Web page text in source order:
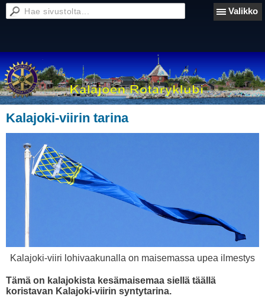
Valikko
Kalajoki-viirin tarina
Kalajoki-viiri lohivaakunalla on maisemassa upea ilmestys
Tämä on kalajokista kesämaisemaa siellä täällä
koristavan Kalajoki-viirin syntytarina.